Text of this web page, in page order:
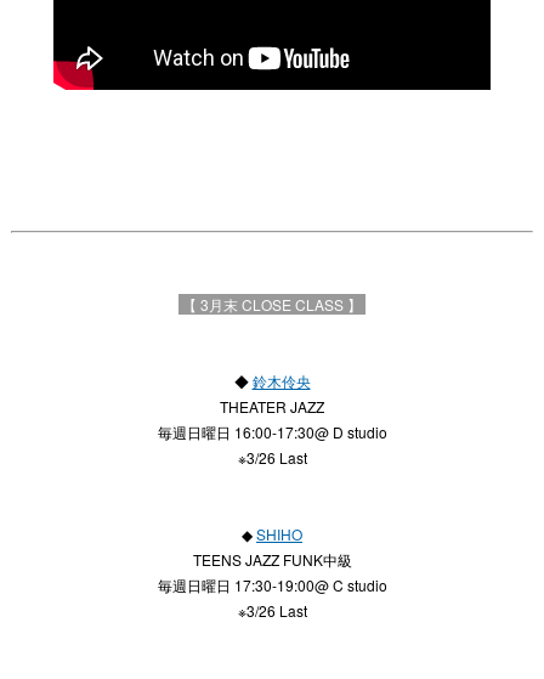
【 3 月末 CLOSE CLASS 】
◆鈴木伶央
THEATER JAZZ
毎週日曜日 16:00-17:30@ D studio
※3/26 Last
◆SHIHO
TEENS JAZZ FUNK中級
毎週日曜日 17:30-19:00@ C studio
※3/26 Last